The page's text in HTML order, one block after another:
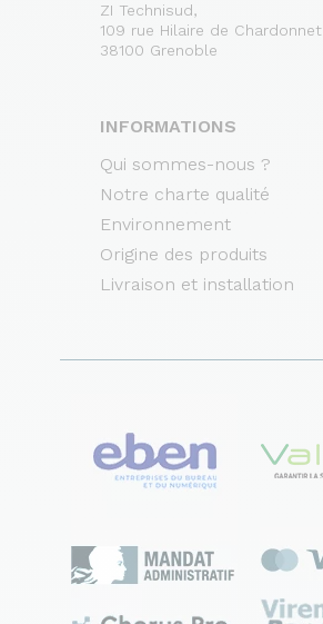
ZI Technisud,
109 rue Hilaire de Chardonnet
38100 Grenoble
INFORMATIONS
Qui sommes-nous ?
Notre charte qualité
Environnement
Origine des produits
Livraison et installation